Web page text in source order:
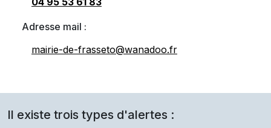
Adresse mail :
mairie-de-frasseto@wanadoo.fr
Il existe trois types d'alertes :